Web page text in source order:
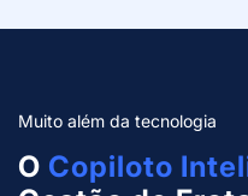
Muito além da tecnologia
O Copiloto